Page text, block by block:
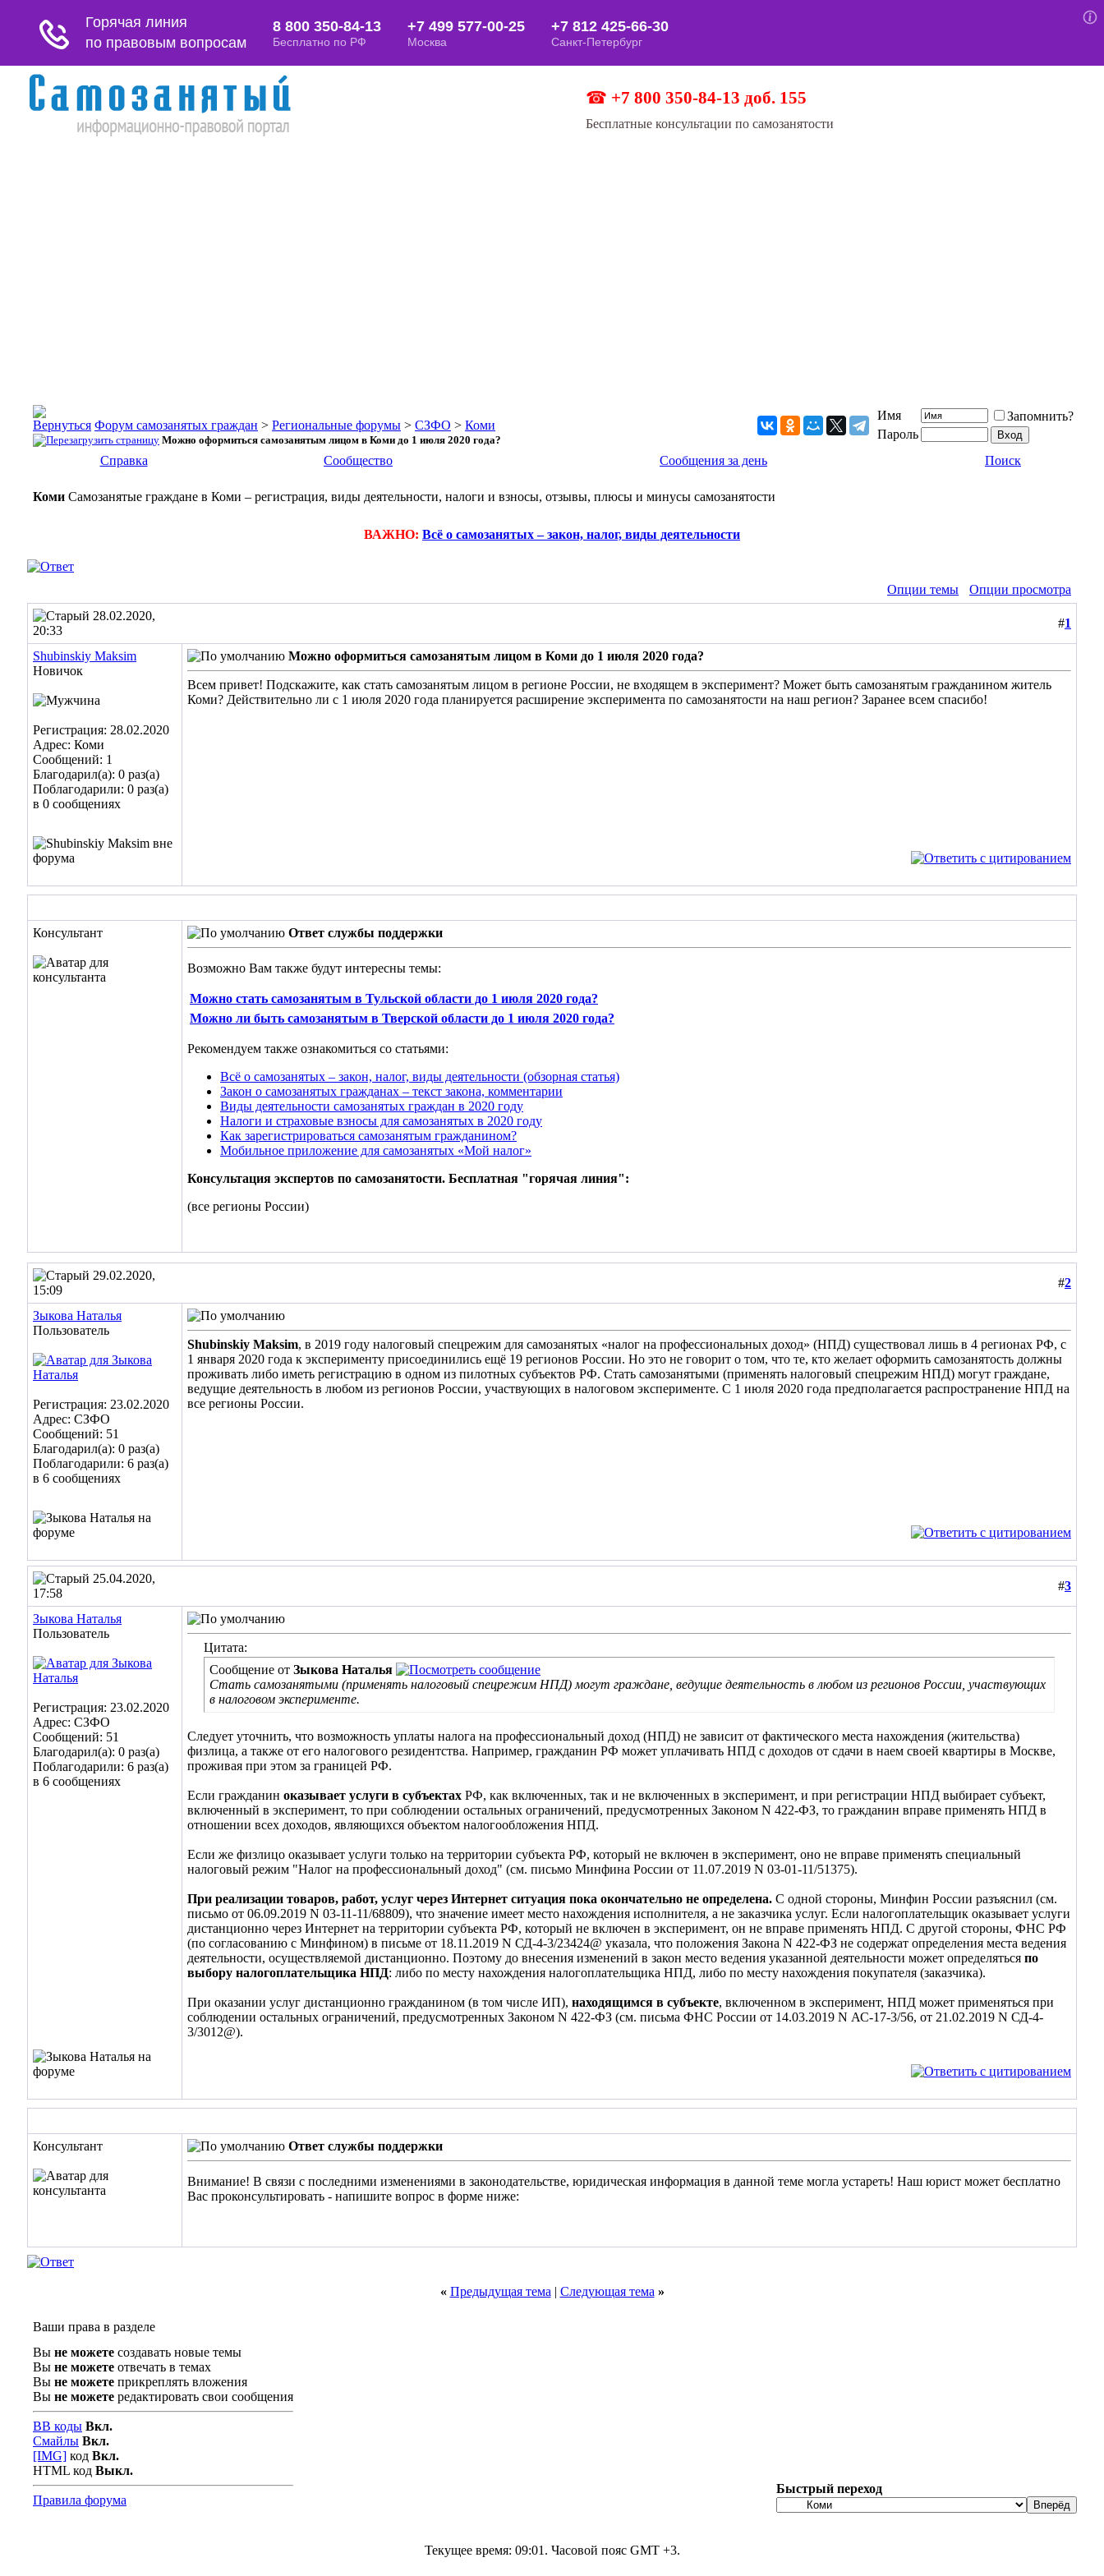
☎ +7 800 350-84-13 доб. 155
Бесплатные консультации по самозанятости
Форум самозанятых граждан > Региональные форумы > СЗФО > Коми
Можно оформиться самозанятым лицом в Коми до 1 июля 2020 года?
Имя
Запомнить?
Пароль
Справка
Сообщество Сообщения за день Поиск
Коми Самозанятые граждане в Коми – регистрация, виды деятельности, налоги и взносы, отзывы, плюсы и минусы самозанятости
ВАЖНО: Всё о самозанятых – закон, налог, виды деятельности
Опции темы
Опции просмотра
28.02.2020,
20:33
#1
Shubinskiy Maksim
Новичок
Регистрация: 28.02.2020
Адрес: Коми
Сообщений: 1
Благодарил(а): 0 раз(а)
Поблагодарили: 0 раз(а)
в 0 сообщениях
Можно оформиться самозанятым лицом в Коми до 1 июля 2020 года?
Всем привет! Подскажите, как стать самозанятым лицом в регионе России, не входящем в эксперимент? Может быть самозанятым гражданином житель
Коми? Действительно ли с 1 июля 2020 года планируется расширение эксперимента по самозанятости на наш регион? Заранее всем спасибо!
Консультант Ответ службы поддержки
Возможно Вам также будут интересны темы:
Можно стать самозанятым в Тульской области до 1 июля 2020 года?
Можно ли быть самозанятым в Тверской области до 1 июля 2020 года?
Рекомендуем также ознакомиться со статьями:
Всё о самозанятых – закон, налог, виды деятельности (обзорная статья)
Закон о самозанятых гражданах – текст закона, комментарии
Виды деятельности самозанятых граждан в 2020 году
Налоги и страховые взносы для самозанятых в 2020 году
Как зарегистрироваться самозанятым гражданином?
Мобильное приложение для самозанятых «Мой налог»
Консультация экспертов по самозанятости. Бесплатная "горячая линия":
(все регионы России)
29.02.2020,
15:09
#2
Зыкова Наталья
Пользователь
Регистрация: 23.02.2020
Адрес: СЗФО
Сообщений: 51
Благодарил(а): 0 раз(а)
Поблагодарили: 6 раз(а)
в 6 сообщениях
Shubinskiy Maksim, в 2019 году налоговый спецрежим для самозанятых «налог на профессиональных доход» (НПД) существовал лишь в 4 регионах РФ, с
1 января 2020 года к эксперименту присоединились ещё 19 регионов России. Но это не говорит о том, что те, кто желает оформить самозанятость должны
проживать либо иметь регистрацию в одном из пилотных субъектов РФ. Стать самозанятыми (применять налоговый спецрежим НПД) могут граждане,
ведущие деятельность в любом из регионов России, участвующих в налоговом эксперименте. С 1 июля 2020 года предполагается распространение НПД на
все регионы России.
25.04.2020,
17:58
#3
Зыкова Наталья
Пользователь
Регистрация: 23.02.2020
Адрес: СЗФО
Сообщений: 51
Благодарил(а): 0 раз(а)
Поблагодарили: 6 раз(а)
в 6 сообщениях
Цитата:
Сообщение от Зыкова Наталья
Стать самозанятыми (применять налоговый спецрежим НПД) могут граждане, ведущие деятельность в любом из регионов России, участвующих
в налоговом эксперименте.
Следует уточнить, что возможность уплаты налога на профессиональный доход (НПД) не зависит от фактического места нахождения (жительства)
физлица, а также от его налогового резидентства. Например, гражданин РФ может уплачивать НПД с доходов от сдачи в наем своей квартиры в Москве,
проживая при этом за границей РФ.
Если гражданин оказывает услуги в субъектах РФ, как включенных, так и не включенных в эксперимент, и при регистрации НПД выбирает субъект,
включенный в эксперимент, то при соблюдении остальных ограничений, предусмотренных Законом N 422-ФЗ, то гражданин вправе применять НПД в
отношении всех доходов, являющихся объектом налогообложения НПД.
Если же физлицо оказывает услуги только на территории субъекта РФ, который не включен в эксперимент, оно не вправе применять специальный
налоговый режим "Налог на профессиональный доход" (см. письмо Минфина России от 11.07.2019 N 03-01-11/51375).
При реализации товаров, работ, услуг через Интернет ситуация пока окончательно не определена. С одной стороны, Минфин России разъяснил (см.
письмо от 06.09.2019 N 03-11-11/68809), что значение имеет место нахождения исполнителя, а не заказчика услуг. Если налогоплательщик оказывает услуги
дистанционно через Интернет на территории субъекта РФ, который не включен в эксперимент, он не вправе применять НПД. С другой стороны, ФНС РФ
(по согласованию с Минфином) в письме от 18.11.2019 N СД-4-3/23424@ указала, что положения Закона N 422-ФЗ не содержат определения места ведения
деятельности, осуществляемой дистанционно. Поэтому до внесения изменений в закон место ведения указанной деятельности может определяться по
выбору налогоплательщика НПД: либо по месту нахождения налогоплательщика НПД, либо по месту нахождения покупателя (заказчика).
При оказании услуг дистанционно гражданином (в том числе ИП), находящимся в субъекте, включенном в эксперимент, НПД может применяться при
соблюдении остальных ограничений, предусмотренных Законом N 422-ФЗ (см. письма ФНС России от 14.03.2019 N АС-17-3/56, от 21.02.2019 N СД-4-
3/3012@).
Консультант Ответ службы поддержки
Внимание! В связи с последними изменениями в законодательстве, юридическая информация в данной теме могла устареть! Наш юрист может бесплатно
Вас проконсультировать - напишите вопрос в форме ниже:
« Предыдущая тема | Следующая тема »
Ваши права в разделе
Вы не можете создавать новые темы
Вы не можете отвечать в темах
Вы не можете прикреплять вложения
Вы не можете редактировать свои сообщения
BB коды Вкл.
Смайлы Вкл.
[IMG] код Вкл.
HTML код Выкл.
Правила форума
Быстрый переход
Текущее время: 09:01 . Часовой пояс GMT +3.